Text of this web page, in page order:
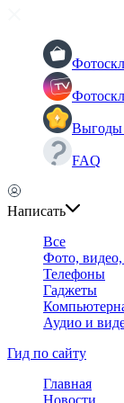
Выгоды
FAQ
Написать
Все
Фото, видео,
Телефоны
Гаджеты
Аудио и
Гид по сайту
Главная
Новости